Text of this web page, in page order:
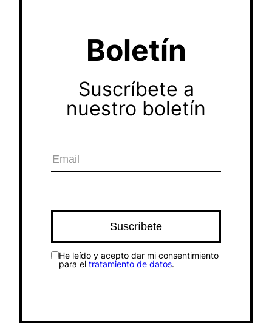
Boletín
Suscríbete a
nuestro boletín
He leído y acepto dar mi consentimiento
para el tratamiento de datos.